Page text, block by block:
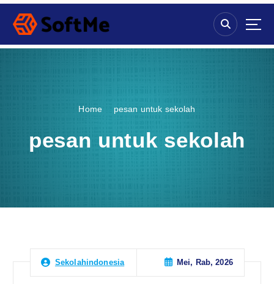
S
p
Home pesan untuk sekolah
pesan untuk sekolah
Sekolahindonesia Mei, Rab, 2026